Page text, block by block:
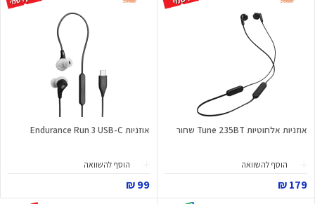
אוזניות אלחוטיות Tune 235BT שחור
הוסף להשוואה
179 ₪
אוזניות Endurance Run 3 USB-C
הוסף להשוואה
99 ₪